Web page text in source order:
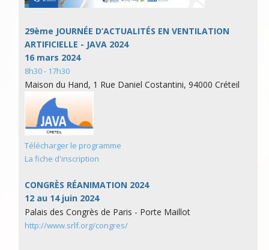
29ème JOURNÉE D’ACTUALITÉS EN VENTILATION
ARTIFICIELLE - JAVA 2024
16 mars 2024
8h30 - 17h30
Maison du Hand, 1 Rue Daniel Costantini, 94000 Créteil
Télécharger le programme
La fiche d'inscription
CONGRÈS RÉANIMATION 2024
12 au 14 juin 2024
Palais des Congrès de Paris - Porte Maillot
http://www.srlf.org/congres/